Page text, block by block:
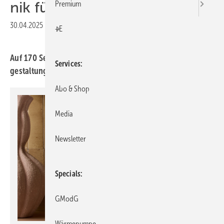
nik fürs Bad
30.04.2025 Druckvorschau
Auf 170 Seiten präsentiert das neue ­Duravit Magazin Bad­
gestal­tungen und tech­nische Ent­wick­lungen.
Premium
+E
Services
Abo & Shop
Media
Newsletter
Specials
GModG